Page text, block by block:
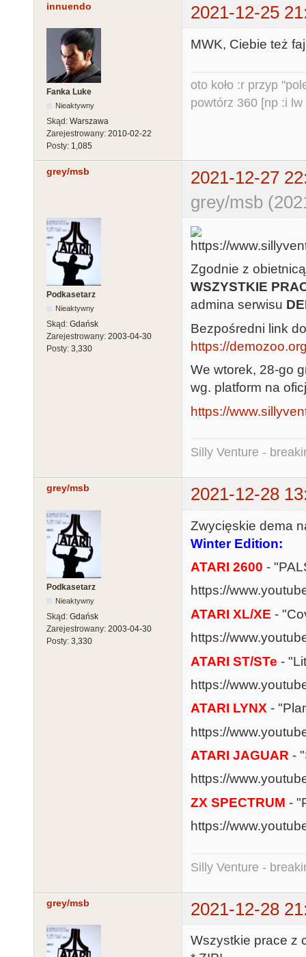
innuendo 2021-12-25
Fanka Luke
Nieaktywny
Skąd: Warszawa
Zarejestrowany: 2010-02-22
Posty: 1,085
MWK, Ciebie też
oto koło :r przyp
powtórz 360 [np :i lw
grey/msb
2021-12-27
grey/msb
Podkasetarz
Nieaktywny
Skąd: Gdańsk
Zarejestrowany: 2003-04-30
Posty: 3,330
Zgodnie z
WSZYSTKIE
admina serwisu
Bezpośredni link
https://
We wtorek, 28-go
wg. platform na
https://
Silly Venture -
grey/msb 2021-12-28
Podkasetarz
Nieaktywny
Skąd: Gdańsk
Zarejestrowany: 2003-04-30
Posty: 3,330
Zwycięskie dema
Winter Edition:
ATARI 2600 -
https://
ATARI XL/XE -
https://
ATARI ST/STe -
https://
ATARI LYNX -
https://
ATARI JAGUAR -
https://
ZX SPECTRUM -
https://
Silly Venture -
grey/msb 2021-12-28
Wszystkie prace z